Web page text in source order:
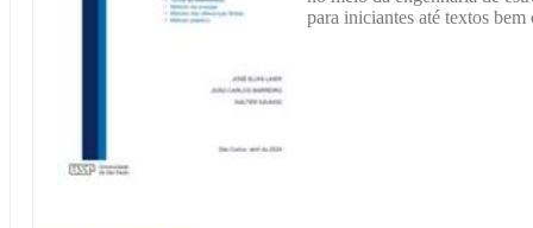
para iniciantes até textos bem